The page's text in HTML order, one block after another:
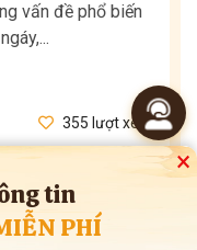
vấn đề phổ biến
355 lượt xem
Cho Con Bú
tin
PHÍ
×